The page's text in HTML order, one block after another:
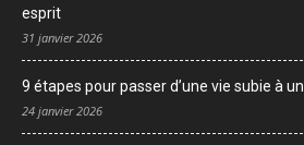
esprit
31 janvier 2026
9 étapes pour passer d’une vie subie à
24 janvier 2026